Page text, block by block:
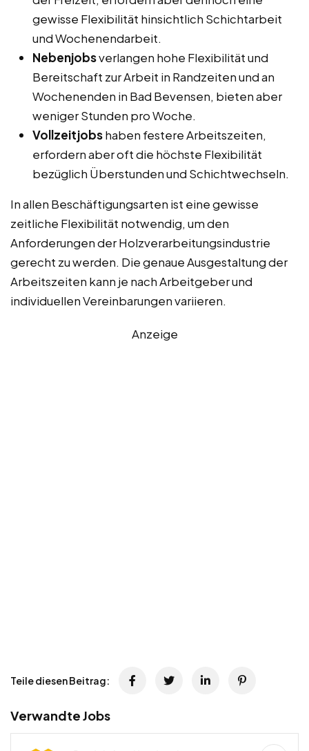
gewisse Flexibilität hinsichtlich Schichtarbeit
und Wochenendarbeit.
Nebenjobsverlangen hohe Flexibilität und
Bereitschaft zur Arbeit in Randzeiten und an
Wochenenden in Bad Bevensen, bieten aber
weniger Stunden pro Woche.
Vollzeitjobshaben festere Arbeitszeiten,
erfordern aber oft die höchste Flexibilität
bezüglich Überstunden und Schichtwechseln.
In allen Beschäftigungsarten ist eine gewisse
zeitliche Flexibilität notwendig, um den
Anforderungen der Holzverarbeitungsindustrie
gerecht zu werden. Die genaue Ausgestaltung der
Arbeitszeiten kann je nach Arbeitgeber und
individuellen Vereinbarungen variieren.
Anzeige
Teile diesen Beitrag:
Verwandte Jobs